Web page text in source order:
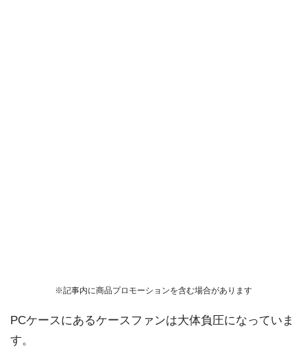
※記事内に商品プロモーションを含む場合があります
PCケースにあるケースファンは大体負圧になっていま
す。